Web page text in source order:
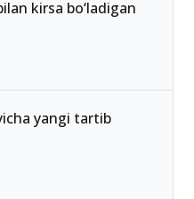
kirsa bo‘ladigan
yangi tartib